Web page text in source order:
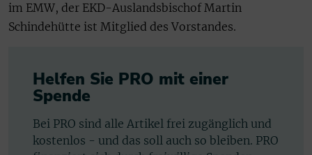
im EMW, der EKD-Auslandsbischof Martin
Schindehütte ist Mitglied des Vorstandes.
Helfen Sie PRO mit einer
Spende
Bei PRO sind alle Artikel frei zugänglich und
kostenlos - und das soll auch so bleiben. PRO